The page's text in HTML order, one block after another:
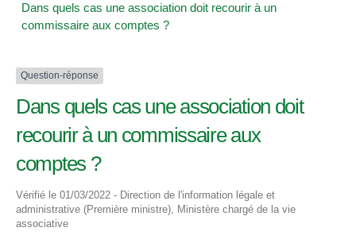
Dans quels cas une association doit recourir à un
commissaire aux comptes ?
Question-réponse
Dans quels cas une association doit
recourir à un commissaire aux
comptes ?
Vérifié le 01/03/2022 - Direction de l'information légale et
administrative (Première ministre), Ministère chargé de la vie
associative